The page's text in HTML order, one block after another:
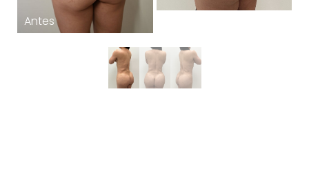
↔
Text Spacing